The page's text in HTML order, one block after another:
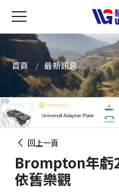
首頁 最新訊息
回上一頁
Brompton年
依舊樂觀